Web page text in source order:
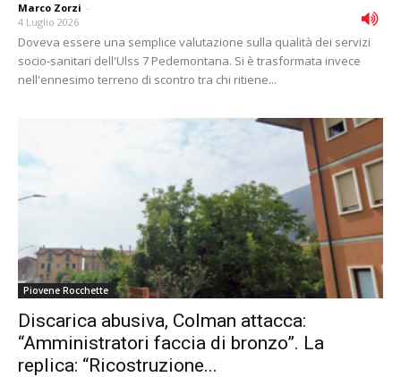
Marco Zorzi -
4 Luglio 2026
Doveva essere una semplice valutazione sulla qualità dei servizi
socio-sanitari dell'Ulss 7 Pedemontana. Si è trasformata invece
nell'ennesimo terreno di scontro tra chi ritiene...
Piovene Rocchette
Discarica abusiva, Colman attacca:
“Amministratori faccia di bronzo”. La
replica: “Ricostruzione...